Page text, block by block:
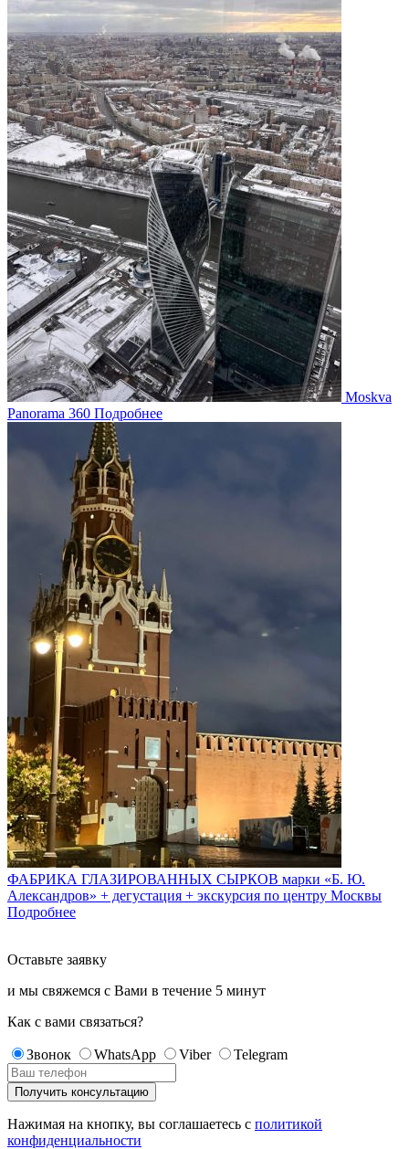
Moskva
Panorama 360 Подробнее
ФАБРИКА ГЛАЗИРОВАННЫХ СЫРКОВ марки «Б. Ю.
Александров» + дегустация + экскурсия по центру Москвы
Подробнее
Оставьте заявку
и мы свяжемся с Вами в течение 5 минут
Как с вами связаться?
Звонок WhatsApp Viber Telegram
Нажимая на кнопку, вы соглашаетесь с политикой
конфиденциальности